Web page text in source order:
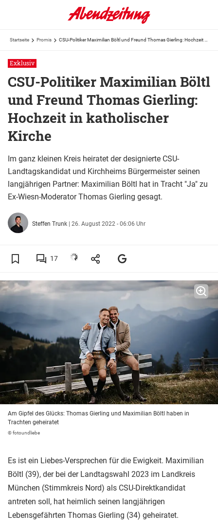
Startseite Promis
Exklusiv
CSU-Politiker Maximilian Böltl
und Freund Thomas Gierling:
Hochzeit in katholischer
Kirche
Im ganz kleinen Kreis heiratet der designierte CSU-
Landtagskandidat und Kirchheims Bürgermeister seinen
langjährigen Partner: Maximilian Böltl hat in Tracht "Ja" zu
Ex-Wiesn-Moderator Thomas Gierling gesagt.
Steffen Trunk | 26. August 2022 - 06:06 Uhr
17
Am Gipfel des Glücks: Thomas Gierling und Maximilian Böltl haben in
Trachten geheiratet
© fotoundliebe
Es ist ein Liebes-Versprechen für die Ewigkeit. Maximilian
Böltl (39), der bei der Landtagswahl 2023 im Landkreis
München (Stimmkreis Nord) als CSU-Direktkandidat
antreten soll, hat heimlich seinen langjährigen
Lebensgefährten Thomas Gierling (34) geheiratet.